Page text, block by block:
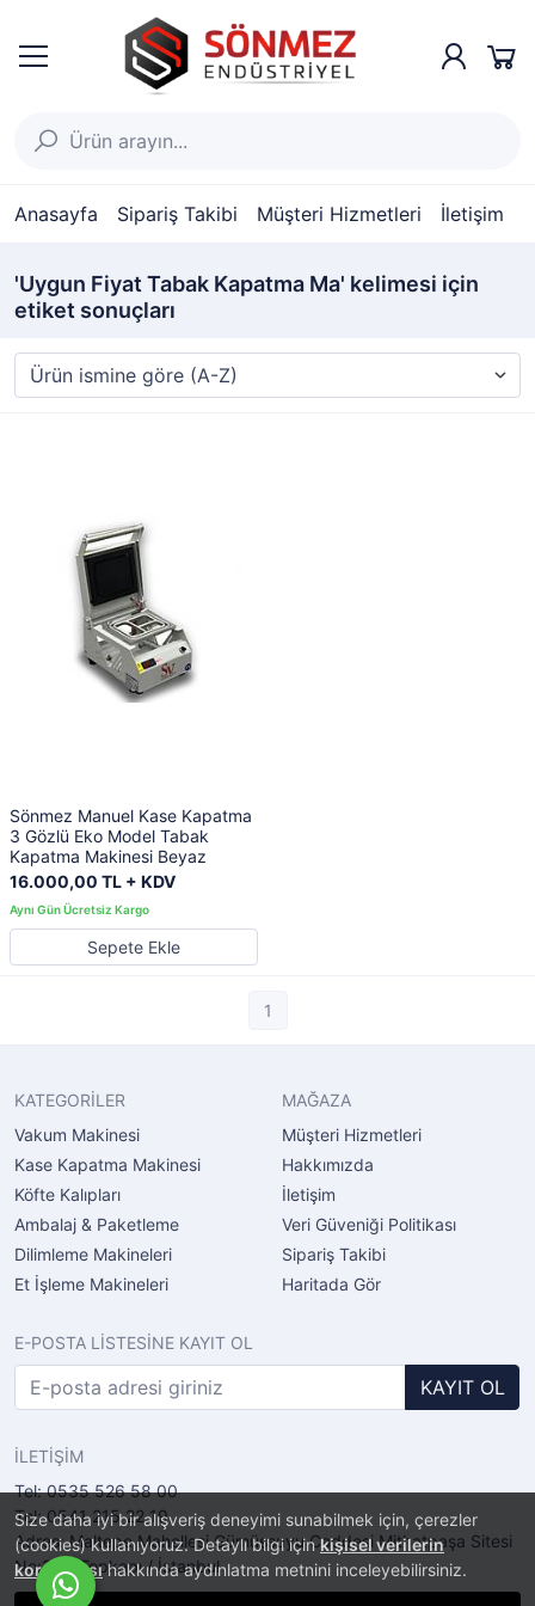
Anasayfa Sipariş Takibi Müşteri Hizmetleri İletişim
Size daha iyi bir alışveriş deneyimi sunabilmek için, çerezler
(cookies) kullanıyoruz. Detaylı bilgi içinkişisel verilerin
korunmasıhakkında aydınlatma metnini inceleyebilirsiniz.
'Uygun Fiyat Tabak Kapatma Ma' kelimesi için
etiket sonuçları
Sönmez Manuel Kase Kapatma
3 Gözlü Eko Model Tabak
Kapatma Makinesi Beyaz
16.000,00 TL + KDV
Sepete Ekle
1
KATEGORİLER
Vakum Makinesi
Kase Kapatma Makinesi
Köfte Kalıpları
Ambalaj & Paketleme
Dilimleme Makineleri
Et İşleme Makineleri
MAĞAZA
Müşteri Hizmetleri
Hakkımızda
İletişim
Veri Güveniği Politikası
Sipariş Takibi
Haritada Gör
E-POSTA LİSTESİNE KAYIT OL
KAYIT OL
İLETİŞİM
Tel: 0535 526 58 00
Tel: 0541 215 22 19
Adres: Maltepe Mahellesi Gümüşsuyu Caddesi Mithatpaşa Sitesi
No:2/11 Topkapı / İstanbul